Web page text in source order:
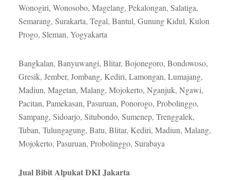
Wonogiri, Wonosobo, Magelang, Pekalongan, Salatiga,
Semarang, Surakarta, Tegal, Bantul, Gunung Kidul, Kulon
Progo, Sleman, Yogyakarta
Bangkalan, Banyuwangi, Blitar, Bojonegoro, Bondowoso,
Gresik, Jember, Jombang, Kediri, Lamongan, Lumajang,
Madiun, Magetan, Malang, Mojokerto, Nganjuk, Ngawi,
Pacitan, Pamekasan, Pasuruan, Ponorogo, Probolinggo,
Sampang, Sidoarjo, Situbondo, Sumenep, Trenggalek,
Tuban, Tulungagung, Batu, Blitar, Kediri, Madiun, Malang,
Mojokerto, Pasuruan, Probolinggo, Surabaya
Jual Bibit Alpukat DKI Jakarta